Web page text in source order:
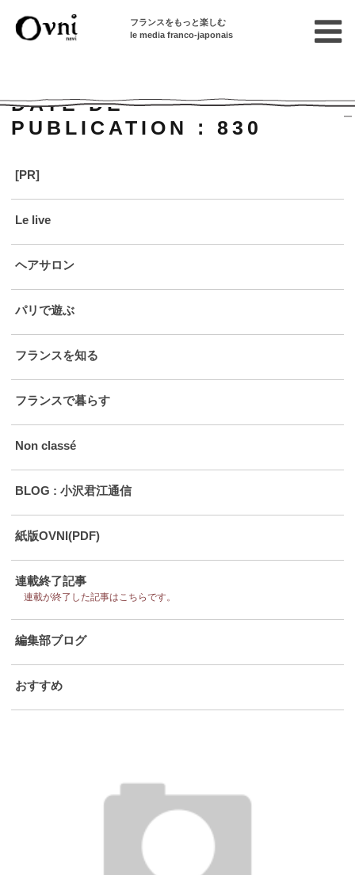
フランスをもっと楽しむ
le media franco-japonais
DATE DE
PUBLICATION :830
[PR]
Le live
ヘアサロン
パリで遊ぶ
フランスを知る
フランスで暮らす
Non classé
BLOG : 小沢君江通信
紙版OVNI(PDF)
連載終了記事
連載が終了した記事はこちらです。
編集部ブログ
おすすめ